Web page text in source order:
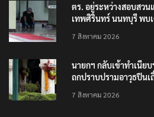
ตร. อยู่ระหว่างสอบสวน
เทพศิรินทร์ นนทบุรี พบเ
7 สิงหาคม 2026
นายกฯ กลับเข้าทำเนีย
ถกปราบปรามอาวุธปืนเ
7 สิงหาคม 2026